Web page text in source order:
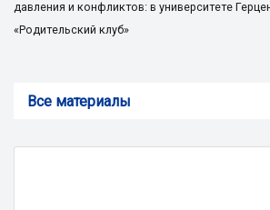
давления и конфликтов: в университете
«Родительский клуб»
Все материалы